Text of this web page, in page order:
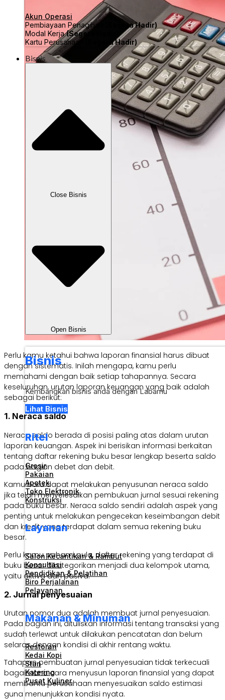
Akun Operasi
Pembiayaan Penagihan
(Segera Hadir)
Modal Kerja(Segera Hadir)
Kartu Perusahaan
(Segera Hadir)
Bisnis
Close Bisnis
Open Bisnis
Bisnis
Kembangkan bisnis anda dengan Labamu
Lihat Bisnis
Ritel
Grosir
Pakaian
Apotek
Toko Elektronik
Konstruksi
Layanan
Salon Kecantikan & Rambut
Konsultasi
Pendidikan & Pelatihan
Biro Perjalanan
Pelayanan
Makanan & Minuman
Restoran
Kedai Kopi
Stan
Katering
Pusat Kuliner
Perlu kamu ketahui bahwa laporan finansial harus dibuat
dengan sistematis. Inilah mengapa, kamu perlu
memahami dengan baik setiap tahapannya. Secara
keseluruhan, urutan laporan keuangan yang baik adalah
sebagai berikut:
1. Neraca saldo
Neraca saldo berada di posisi paling atas dalam urutan
laporan keuangan. Aspek ini berisikan informasi berkaitan
tentang daftar rekening buku besar lengkap beserta saldo
pada bagian debet dan debit.
Kamu baru dapat melakukan penyusunan neraca saldo
jika telah menyelesaikan pembukuan jurnal sesuai rekening
pada buku besar. Neraca saldo sendiri adalah aspek yang
penting untuk melakukan pengecekan keseimbangan debit
dan kredit yang terdapat dalam semua rekening buku
besar.
Perlu kamu pahami pula, daftar rekening yang terdapat di
buku besar dikategorikan menjadi dua kelompok utama,
yaitu aktiva dan pasiva.
2. Jurnal penyesuaian
Urutan nomor dua adalah membuat jurnal penyesuaian.
Pada bagian ini, dituliskan informasi tentang transaksi yang
sudah terlewat untuk dilakukan pencatatan dan belum
selaras dengan kondisi di akhir rentang waktu.
Tahapan pembuatan jurnal penyesuaian tidak terkecuali
bagaimana cara menyusun laporan finansial yang dapat
membantu perusahaan menyesuaikan saldo estimasi
guna menunjukkan kondisi nyata.